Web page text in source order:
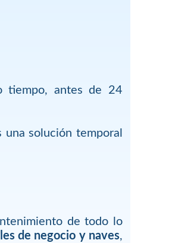
tiempo, antes de 24
solución temporal
de todo lo
de negocio y naves,